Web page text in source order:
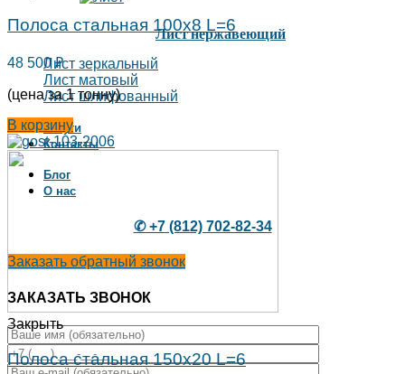
Лист нержавеющий
Лист зеркальный
Лист матовый
Лист шлифованный
Услуги
Контакты
Блог
О нас
✆ +7 (812) 702-82-34
Заказать обратный звонок
ЗАКАЗАТЬ ЗВОНОК
Полоса стальная 100х8 L=6
48 500₽
(цена за 1 тонну)
В корзину
Закрыть
Полоса стальная 150х20 L=6